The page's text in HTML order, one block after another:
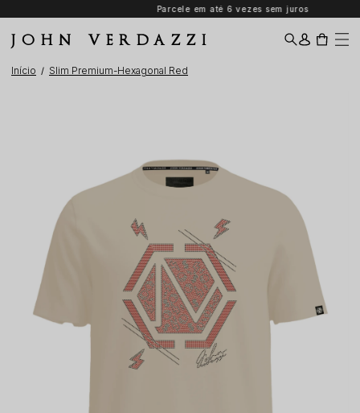
Parcele em até 6 vezes sem juros
JOHN VERDAZZI
Início Slim Premium-Hexagonal Red